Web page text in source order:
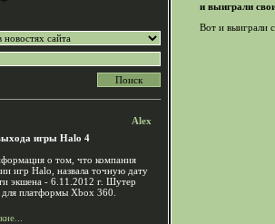
Alex
игры Halo 4
о том, что компания
игр Halo, назвала точную дату
экшена - 6.11.2012 г. Шутер
платформы Xbox 360.
и выиграли
Вот и выиграли